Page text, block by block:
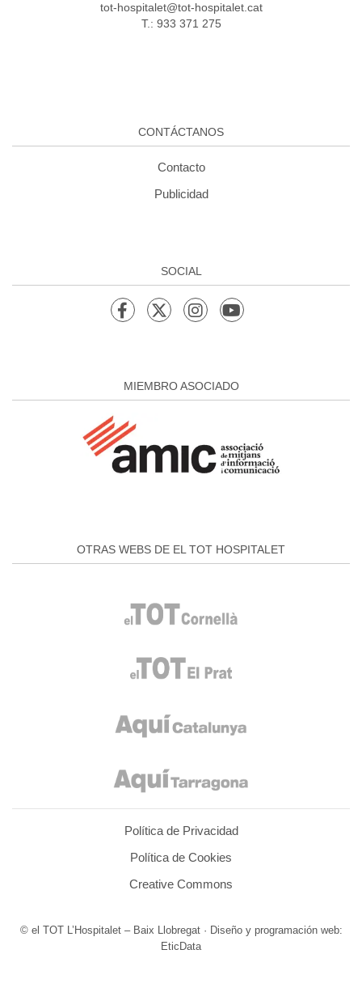
tot-hospitalet@tot-hospitalet.cat
T.: 933 371 275
CONTÁCTANOS
Contacto
Publicidad
SOCIAL
MIEMBRO ASOCIADO
OTRAS WEBS DE EL TOT HOSPITALET
Política de Privacidad
Política de Cookies
Creative Commons
© el TOT L’Hospitalet – Baix Llobregat · Diseño y programación web:
EticData